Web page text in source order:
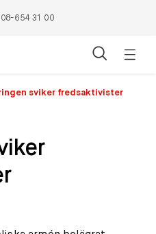
08-654 31 00
sviker fredsaktivister